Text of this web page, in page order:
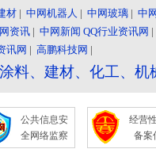
材 | 中网机器人 | 中网玻璃 | 中
资讯 | 中网新闻 QQ行业资讯网
讯网 | 高鹏科技网 |
料、建材、化工、
公共信息安
全网络监察
经营
备案